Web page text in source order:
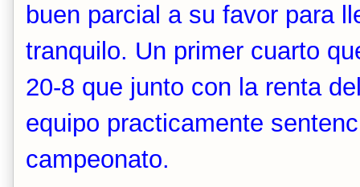
buen parcial a su favor para
tranquilo. Un primer cuarto
20-8 que junto con la renta
equipo practicamente
campeonato.